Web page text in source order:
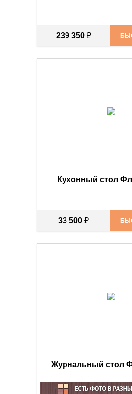
239 350 ₽
Кухонный стол
33 500 ₽
Журнальный стол